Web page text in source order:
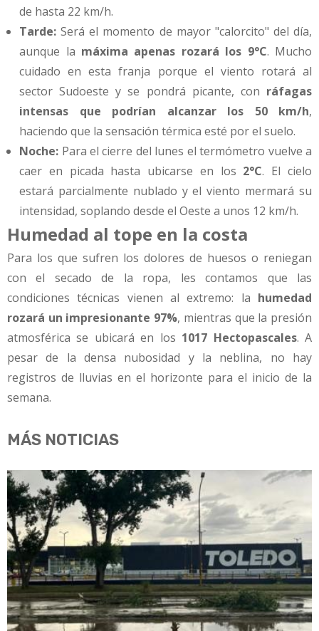
de hasta 22 km/h.
Tarde: Será el momento de mayor "calorcito" del día,
aunque la máxima apenas rozará los 9°C. Mucho
cuidado en esta franja porque el viento rotará al
sector Sudoeste y se pondrá picante, con ráfagas
intensas que podrían alcanzar los 50 km/h,
haciendo que la sensación térmica esté por el suelo.
Noche: Para el cierre del lunes el termómetro vuelve a
caer en picada hasta ubicarse en los 2°C. El cielo
estará parcialmente nublado y el viento mermará su
intensidad, soplando desde el Oeste a unos 12 km/h.
Humedad al tope en la costa
Para los que sufren los dolores de huesos o reniegan
con el secado de la ropa, les contamos que las
condiciones técnicas vienen al extremo: la humedad
rozará un impresionante 97%, mientras que la presión
atmosférica se ubicará en los 1017 Hectopascales. A
pesar de la densa nubosidad y la neblina, no hay
registros de lluvias en el horizonte para el inicio de la
semana.
MÁS NOTICIAS